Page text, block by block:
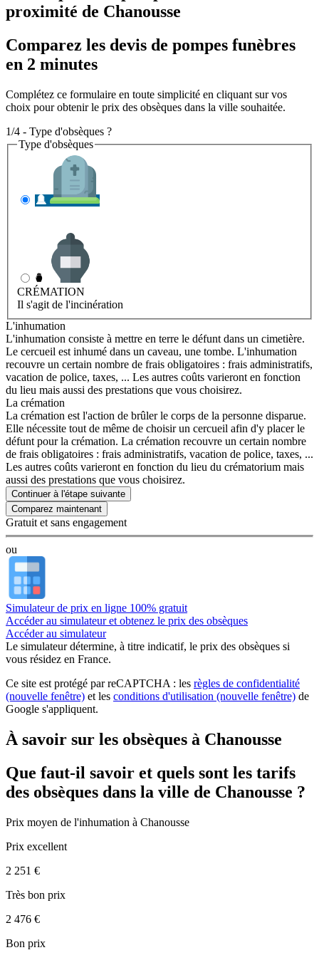
proximité de Chanousse
Comparez les devis de pompes funèbres
en 2 minutes
Complétez ce formulaire en toute simplicité en cliquant sur vos
choix pour obtenir le prix des obsèques dans la ville souhaitée.
1/4 - Type d'obsèques ?
Type d'obsèques
CRÉMATION
Il s'agit de l'incinération
L'inhumation
L'inhumation consiste à mettre en terre le défunt dans un cimetière.
Le cercueil est inhumé dans un caveau, une tombe. L'inhumation
recouvre un certain nombre de frais obligatoires : frais administratifs,
vacation de police, taxes, ... Les autres coûts varieront en fonction
du lieu mais aussi des prestations que vous choisirez.
La crémation
La crémation est l'action de brûler le corps de la personne disparue.
Elle nécessite tout de même de choisir un cercueil afin d'y placer le
défunt pour la crémation. La crémation recouvre un certain nombre
de frais obligatoires : frais administratifs, vacation de police, taxes, ...
Les autres coûts varieront en fonction du lieu du crématorium mais
aussi des prestations que vous choisirez.
Continuer à l'étape suivante
Gratuit et sans engagement
ou
Simulateur de prix en ligne 100% gratuit
Accéder au simulateur et obtenez le prix des obsèques
Accéder au simulateur
Le simulateurdétermine, à titre indicatif, le prix des obsèques si
vous résidez en France.
Ce site est protégé par reCAPTCHA : les règles de confidentialité
(nouvelle fenêtre) et les conditions d'utilisation (nouvelle fenêtre) de
Google s'appliquent.
À savoir sur les obsèques à Chanousse
Que faut-il savoir et quels sont les tarifs
des obsèques dans la ville de Chanousse ?
Prix moyen de l'inhumation à Chanousse
Prix excellent
2 251 €
Très bon prix
2 476 €
Bon prix